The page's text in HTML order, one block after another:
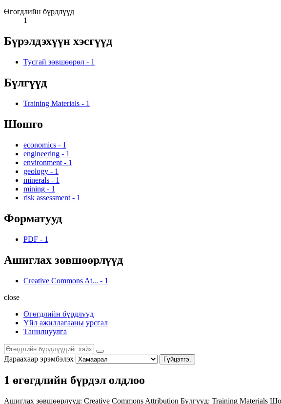
Өгөгдлийн бүрдлүүд
1
Бүрэлдэхүүн хэсгүүд
Тусгай зөвшөөрөл - 1
Бүлгүүд
Training Materials - 1
Шошго
economics - 1
engineering - 1
environment - 1
geology - 1
minerals - 1
mining - 1
risk assessment - 1
Форматууд
PDF - 1
Ашиглах зөвшөөрлүүд
Creative Commons At... - 1
close
Өгөгдлийн бүрдлүүд
Үйл ажиллагааны урсгал
Танилцуулга
Дараахаар эрэмбэлэх Гүйцэтгэ.
1 өгөгдлийн бүрдэл олдлоо
Ашиглах зөвшөөрлүүд: Creative Commons Attribution Бүлгүүд: Training Materials